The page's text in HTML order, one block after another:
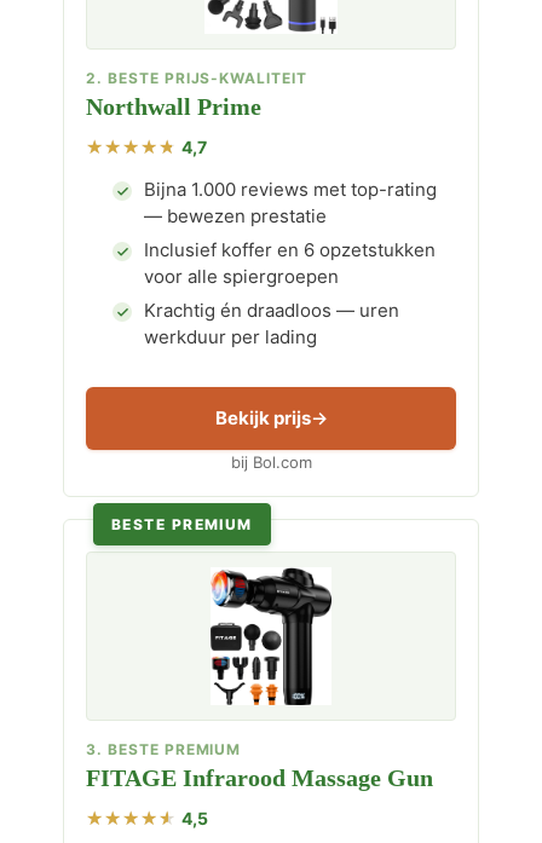
2. BESTE PRIJS-KWALITEIT
Northwall Prime
4,7
Bijna 1.000 reviews met top-rating
— bewezen prestatie
Inclusief koffer en 6 opzetstukken
voor alle spiergroepen
Krachtig én draadloos — uren
werkduur per lading
Bekijk prijs
bij Bol.com
BESTE PREMIUM
3. BESTE PREMIUM
FITAGE Infrarood Massage Gun
4,5